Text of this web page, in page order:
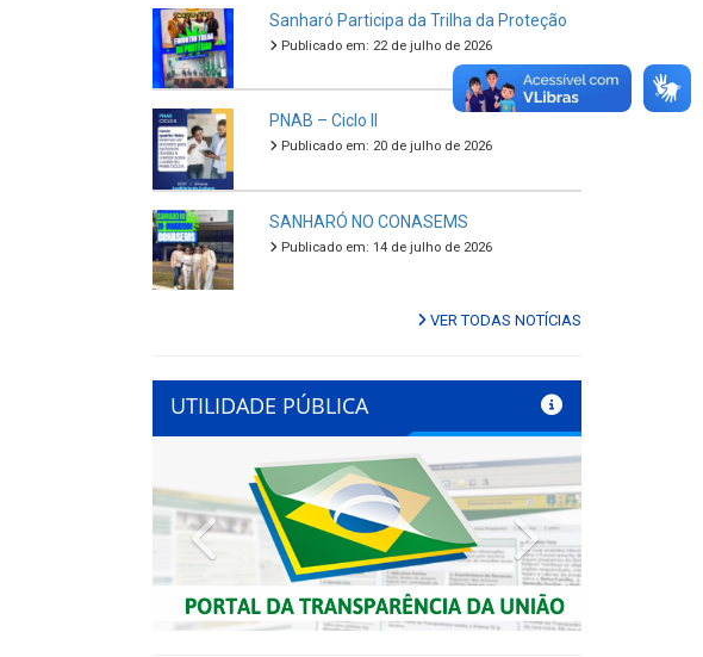
Sanharó Participa da Trilha da Proteção
Publicado em: 22 de julho de 2026
PNAB – Ciclo II
Publicado em: 20 de julho de 2026
SANHARÓ NO CONASEMS
Publicado em: 14 de julho de 2026
VER TODAS NOTÍCIAS
UTILIDADE PÚBLICA
Previous Next